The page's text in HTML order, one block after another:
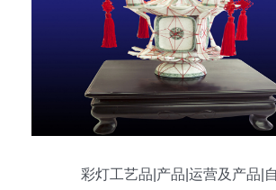
彩灯工艺品|产品|运营及产品|